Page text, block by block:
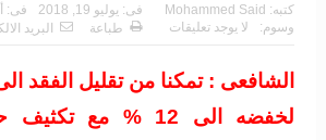
كتبه: Mohammed Said فى: يوليو 19, 2018 فى:
وسوم:
لا يوجد تعليقات طباعة البريد
لخفضه الى 12 % مع